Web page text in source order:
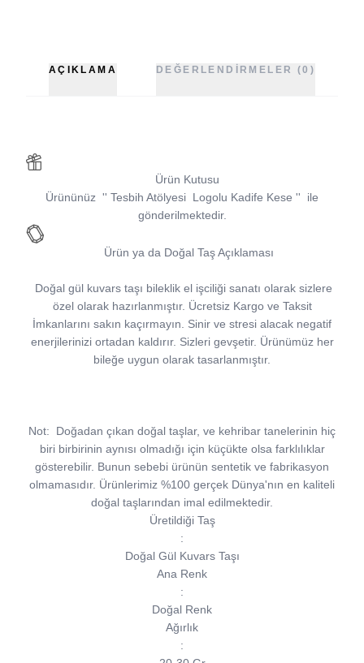
AÇIKLAMA DEĞERLENDIRMELER (0)
Ürün Kutusu
Ürününüz '' Tesbih Atölyesi Logolu Kadife Kese ''
ile
gönderilmektedir.
Ürün ya da Doğal Taş Açıklaması
Doğal gül kuvars taşı bileklik el işciliği sanatı olarak sizlere
özel olarak hazırlanmıştır. Ücretsiz Kargo ve Taksit
İmkanlarını sakın kaçırmayın. Sinir ve stresi alacak negatif
enerjilerinizi ortadan kaldırır. Sizleri gevşetir. Ürünümüz her
bileğe uygun olarak tasarlanmıştır.
Not: Doğadan çıkan doğal taşlar, ve kehribar tanelerinin hiç
biri birbirinin aynısı olmadığı için küçükte olsa farklılıklar
gösterebilir. Bunun sebebi ürünün sentetik ve fabrikasyon
olmamasıdır. Ürünlerimiz %100 gerçek Dünya'nın en kaliteli
doğal taşlarından imal edilmektedir.
Üretildiği Taş
:
Doğal Gül Kuvars Taşı
Ana Renk
:
Doğal Renk
Ağırlık
: